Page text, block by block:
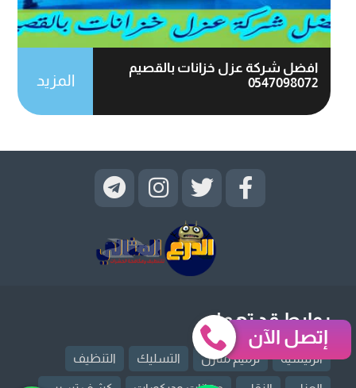
افضل شركة عزل خزانات بالقصيم
0547098072
المزيد
روابط قد تهمك
الرئيسية ترميم منازل التسليك التنظيف
إتصل الآن